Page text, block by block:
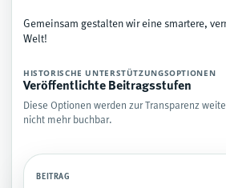
Gemeinsam gestalten wir eine smartere,
Welt!
HISTORISCHE UNTERSTÜTZUNGSOPTIONEN
Veröffentlichte Beitragsstufen
Diese Optionen werden zur Transparenz
nicht mehr buchbar.
BEITRAG